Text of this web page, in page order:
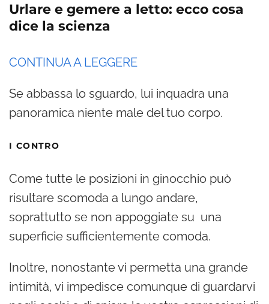
Urlare e gemere a letto: ecco cosa
dice la scienza
CONTINUA A LEGGERE
Se abbassa lo sguardo, lui inquadra una
panoramica niente male del tuo corpo.
I CONTRO
Come tutte le posizioni in ginocchio può
risultare scomoda a lungo andare,
soprattutto se non appoggiate su una
superficie sufficientemente comoda.
Inoltre, nonostante vi permetta una grande
intimità, vi impedisce comunque di guardarvi